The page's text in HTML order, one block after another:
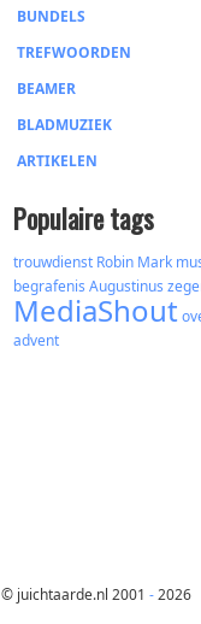
BUNDELS
TREFWOORDEN
BEAMER
BLADMUZIEK
ARTIKELEN
Populaire tags
trouwdienst Robin Mark
begrafenis Augustinus
MediaShout
advent
© juichtaarde.nl 2001 -2026